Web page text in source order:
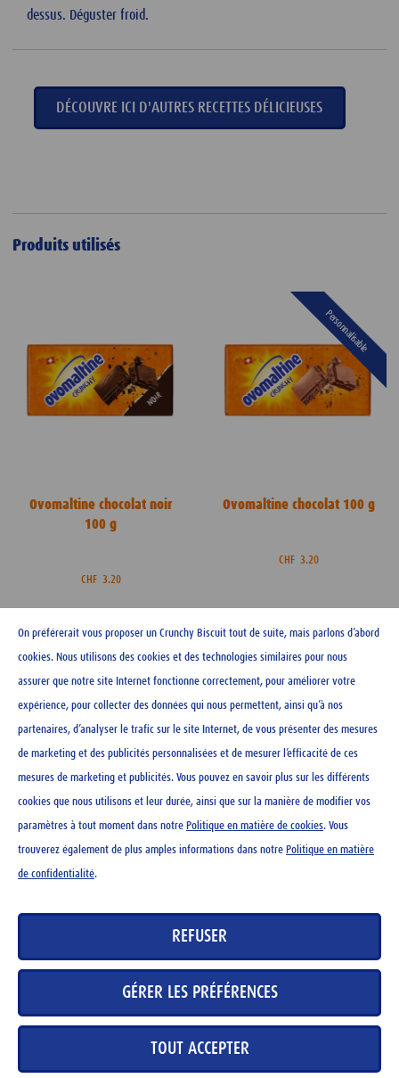
dessus. Déguster froid.
DÉCOUVRE ICI D'AUTRES RECETTES DÉLICIEUSES
Produits utilisés
Ovomaltine chocolat noir
100 g
CHF 3.20
Personnalisable
Ovomaltine chocolat 100 g
CHF 3.20
CONTACT
On préférerait vous proposer un Crunchy Biscuit tout de suite, mais parlons d’abord
cookies. Nous utilisons des cookies et des technologies similaires pour nous
assurer que notre site Internet fonctionne correctement, pour améliorer votre
expérience, pour collecter des données qui nous permettent, ainsi qu’à nos
partenaires, d’analyser le trafic sur le site Internet, de vous présenter des mesures
de marketing et des publicités personnalisées et de mesurer l’efficacité de ces
mesures de marketing et publicités. Vous pouvez en savoir plus sur les différents
cookies que nous utilisons et leur durée, ainsi que sur la manière de modifier vos
paramètres à tout moment dans notre Politique en matière de cookies. Vous
trouverez également de plus amples informations dans notre Politique en matière
de confidentialité.
REFUSER
GÉRER LES PRÉFÉRENCES
TOUT ACCEPTER